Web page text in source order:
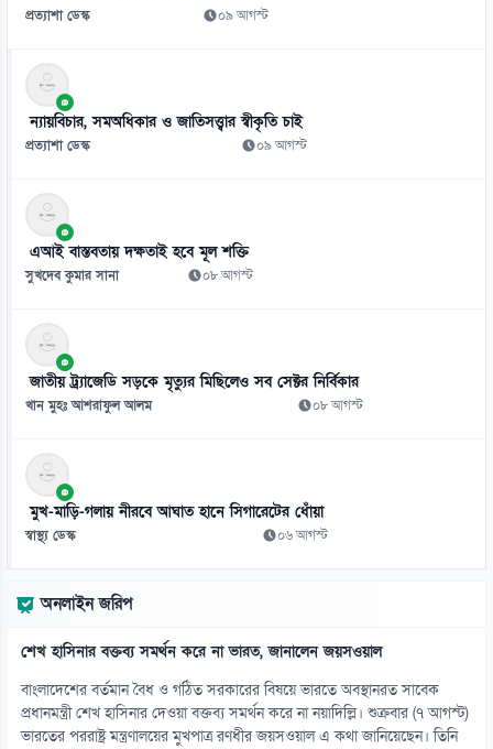
মায়ের দেশের হয়ে খেলা ‘অনেক বড় সম্মানের’: অ্যাডাম আব্বাস
০৯ আগস্ট
৯
০৯ আগস্ট
১০
ক্রিকেটারদের যে কৌশলে খেলতে বলেছিলেন মেন্টর মাহমুদউল্লাহ
১১
মধ্যবয়সে দীর্ঘক্ষণ টিভি দেখলে কমতে পারে মস্তিষ্কের সক্ষমতা
০৯ আগস্ট
১২
বাংলাদেশের ডিজিটাল অর্থনীতির সম্ভাবনায় বাধা দক্ষতার ঘাটতি
০৯ আগস্ট
০৯ আগস্ট
১৪
ঢাকায় এ সপ্তাহে প্রযুক্তির বাজারে স্মার্টফোনের দাম
০৯ আগস্ট
প্রত্যাশা ডেস্ক ০৯ আগস্ট
ন্যায়বিচার, সমঅধিকার ও জাতিসত্ত্বার স্বীকৃতি চাই
প্রত্যাশা ডেস্ক ০৯ আগস্ট
এআই বাস্তবতায় দক্ষতাই হবে মূল শক্তি
সুখদেব কুমার সানা ০৮ আগস্ট
জাতীয় ট্র্যাজেডি সড়কে মৃত্যুর মিছিলেও সব সেক্টর নির্বিকার
খান মুহঃ আশরাফুল আলম ০৮ আগস্ট
মুখ-মাড়ি-গলায় নীরবে আঘাত হানে সিগারেটের ধোঁয়া
স্বাস্থ্য ডেস্ক ০৬ আগস্ট
অনলাইন জরিপ
শেখ হাসিনার বক্তব্য সমর্থন করে না ভারত, জানালেন জয়সওয়াল
বাংলাদেশের বর্তমান বৈধ ও গঠিত সরকারের বিষয়ে ভারতে অবস্থানরত সাবেক
প্রধানমন্ত্রী শেখ হাসিনার দেওয়া বক্তব্য সমর্থন করে না নয়াদিল্লি। শুক্রবার (৭ আগস্ট)
ভারতের পররাষ্ট্র মন্ত্রণালয়ের মুখপাত্র রণধীর জয়সওয়াল এ কথা জানিয়েছেন। তিনি